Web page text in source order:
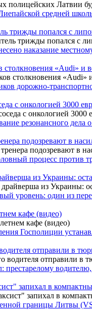
средней
трижды попался с
наказание
«Audi» и
дорожно-
с онкологией 3000
резонансного
подозревают в
процесс против
из Украины:
уровень: один из
кафе (видео)
Госполиции
отправили в
престарелому
запихал в
границы Литвы